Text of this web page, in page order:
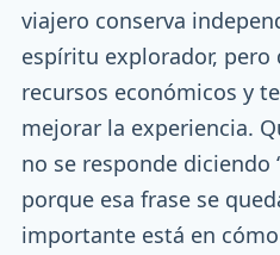
viajero conserva
espíritu explorador, pero
recursos económicos y
mejorar la experiencia.
no se responde diciendo
porque esa frase se
importante está en